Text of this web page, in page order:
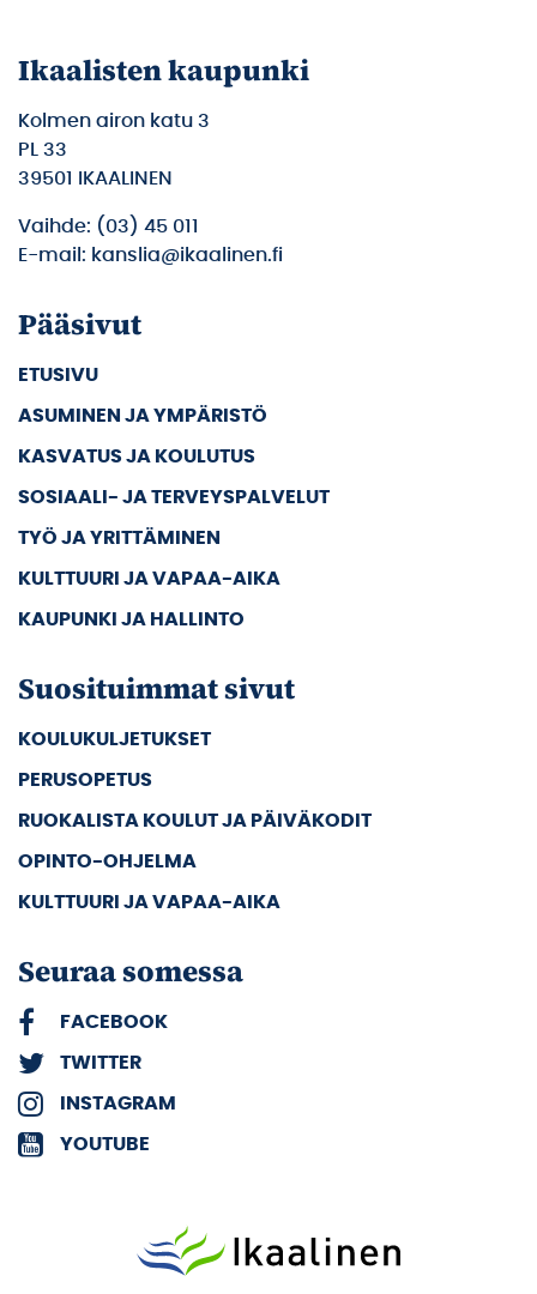
Ikaalisten kaupunki
Kolmen airon katu 3
PL 33
39501 IKAALINEN
Vaihde: (03) 45 011
E-mail: kanslia@ikaalinen.fi
Pääsivut
ETUSIVU
ASUMINEN JA YMPÄRISTÖ
KASVATUS JA KOULUTUS
SOSIAALI- JA TERVEYSPALVELUT
TYÖ JA YRITTÄMINEN
KULTTUURI JA VAPAA-AIKA
KAUPUNKI JA HALLINTO
Suosituimmat sivut
KOULUKULJETUKSET
PERUSOPETUS
RUOKALISTA KOULUT JA PÄIVÄKODIT
OPINTO-OHJELMA
KULTTUURI JA VAPAA-AIKA
Seuraa somessa
FACEBOOK
TWITTER
INSTAGRAM
YOUTUBE